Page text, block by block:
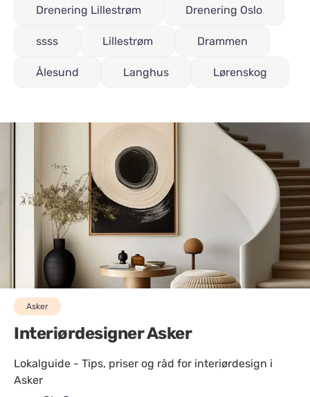
Drenering Lillestrøm Drenering Oslo
ssss Lillestrøm Drammen
Ålesund Langhus Lørenskog
Asker
Interiørdesigner Asker
Lokalguide - Tips, priser og råd for interiørdesign i
Asker